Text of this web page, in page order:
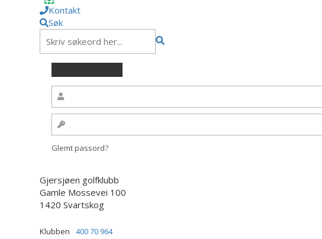
Kontakt
Søk
Glemt passord?
Gjersjøen golfklubb
Gamle Mossevei 100
1420 Svartskog
Klubben 400 70 964